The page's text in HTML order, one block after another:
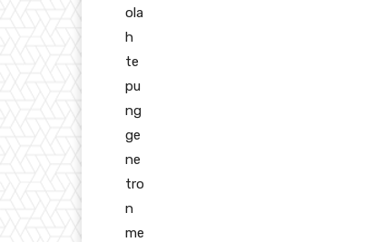
ola
h
te
pu
ng
ge
ne
tro
n
me